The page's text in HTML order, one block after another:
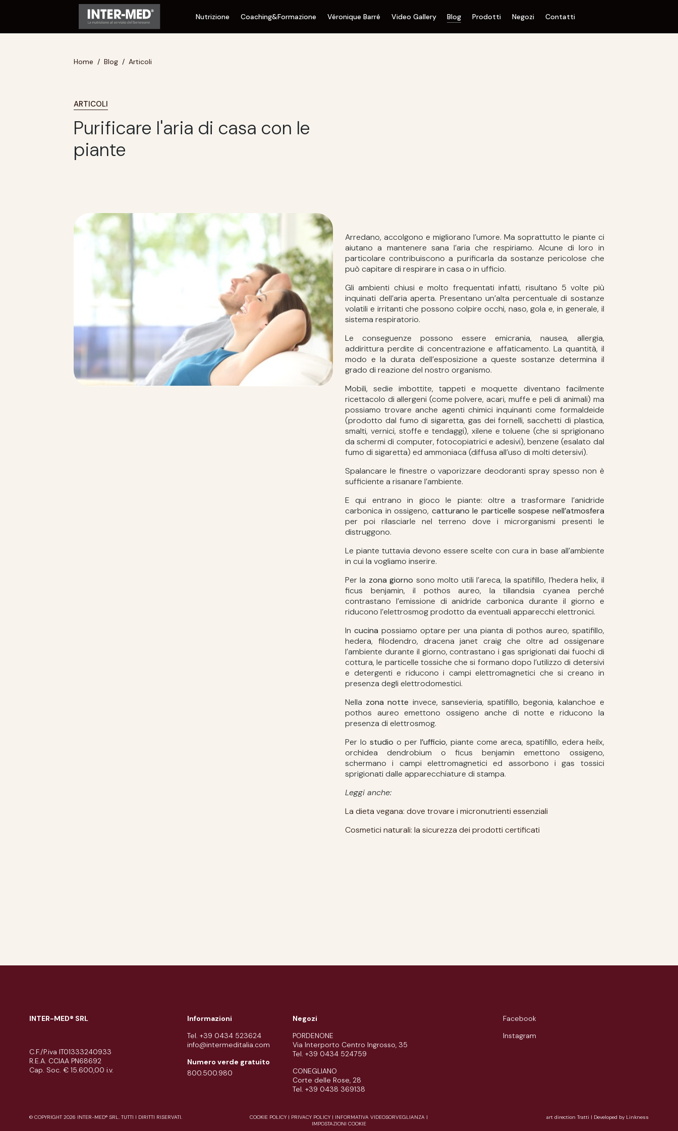
Nutrizione Coaching&Formazione Véronique Barré Video Gallery Blog Prodotti Negozi Contatti
Home Blog Articoli
ARTICOLI
Purificare l'aria di casa con le
piante
Arredano, accolgono e migliorano l’umore. Ma soprattutto le piante ci
aiutano a mantenere sana l’aria che respiriamo. Alcune di loro in
particolare contribuiscono a purificarla da sostanze pericolose che
può capitare di respirare in casa o in ufficio.
Gli ambienti chiusi e molto frequentati infatti, risultano 5 volte più
inquinati dell’aria aperta. Presentano un’alta percentuale di sostanze
volatili e irritanti che possono colpire occhi, naso, gola e, in generale, il
sistema respiratorio.
Le conseguenze possono essere emicrania, nausea, allergia,
addirittura perdite di concentrazione e affaticamento. La quantità, il
modo e la durata dell’esposizione a queste sostanze determina il
grado di reazione del nostro organismo.
Mobili, sedie imbottite, tappeti e moquette diventano facilmente
ricettacolo di allergeni (come polvere, acari, muffe e peli di animali) ma
possiamo trovare anche agenti chimici inquinanti come formaldeide
(prodotto dal fumo di sigaretta, gas dei fornelli, sacchetti di plastica,
smalti, vernici, stoffe e tendaggi), xilene e toluene (che si sprigionano
da schermi di computer, fotocopiatrici e adesivi), benzene (esalato dal
fumo di sigaretta) ed ammoniaca (diffusa all’uso di molti detersivi).
Spalancare le finestre o vaporizzare deodoranti spray spesso non è
sufficiente a risanare l’ambiente.
E qui entrano in gioco le piante: oltre a trasformare l’anidride
carbonica in ossigeno, catturano le particelle sospese nell’atmosfera
per poi rilasciarle nel terreno dove i microrganismi presenti le
distruggono.
Le piante tuttavia devono essere scelte con cura in base all’ambiente
in cui la vogliamo inserire.
Per la zona giorno sono molto utili l’areca, la spatifillo, l’hedera helix, il
ficus benjamin, il pothos aureo, la tillandsia cyanea perché
contrastano l’emissione di anidride carbonica durante il giorno e
riducono l’elettrosmog prodotto da eventuali apparecchi elettronici.
In cucina possiamo optare per una pianta di pothos aureo, spatifillo,
hedera, filodendro, dracena janet craig che oltre ad ossigenare
l’ambiente durante il giorno, contrastano i gas sprigionati dai fuochi di
cottura, le particelle tossiche che si formano dopo l’utilizzo di detersivi
e detergenti e riducono i campi elettromagnetici che si creano in
presenza degli elettrodomestici.
Nella zona notte invece, sansevieria, spatifillo, begonia, kalanchoe e
pothos aureo emettono ossigeno anche di notte e riducono la
presenza di elettrosmog.
Per lostudio o perl’ufficio, piante come areca, spatifillo, edera heilx,
orchidea dendrobium o ficus benjamin emettono ossigeno,
schermano i campi elettromagnetici ed assorbono i gas tossici
sprigionati dalle apparecchiature di stampa.
Leggi anche:
La dieta vegana: dove trovare i micronutrienti essenziali
Cosmetici naturali: la sicurezza dei prodotti certificati
INTER-MED® SRL
C.F./P.iva IT01333240933
R.E.A. CCIAA PN68692
Cap. Soc. € 15.600,00 i.v.
Informazioni
Tel. +39 0434 523624
info@intermeditalia.com
Numero verde gratuito
800.500.980
Negozi
PORDENONE
Via Interporto Centro Ingrosso, 35
Tel. +39 0434 524759
CONEGLIANO
Corte delle Rose, 28
Tel. +39 0438 369138
Facebook
Instagram
© COPYRIGHT 2026 INTER-MED® SRL. TUTTI I DIRITTI RISERVATI. COOKIE POLICY | PRIVACY POLICY | INFORMATIVA VIDEOSORVEGLIANZA |
IMPOSTAZIONI COOKIE
art direction Tratti | Developed by Linkness